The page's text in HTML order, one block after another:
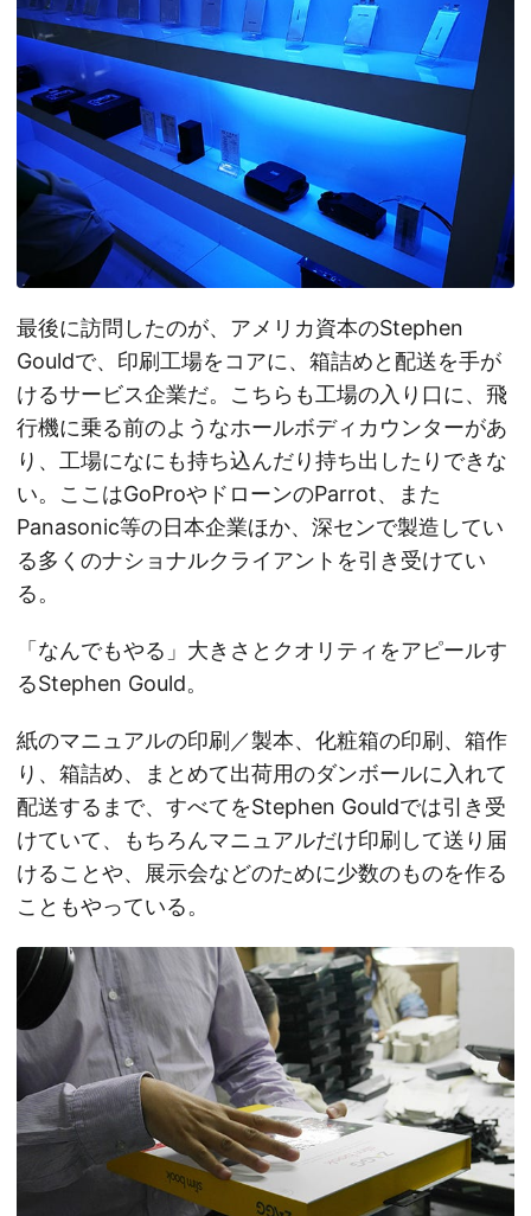
最後に訪問したのが、アメリカ資本のStephen
Gouldで、印刷工場をコアに、箱詰めと配送を手が
けるサービス企業だ。こちらも工場の入り口に、飛
行機に乗る前のようなホールボディカウンターがあ
り、工場になにも持ち込んだり持ち出したりできな
い。ここはGoProやドローンのParrot、また
Panasonic等の日本企業ほか、深センで製造してい
る多くのナショナルクライアントを引き受けてい
る。
「なんでもやる」大きさとクオリティをアピールす
るStephen Gould。
紙のマニュアルの印刷／製本、化粧箱の印刷、箱作
り、箱詰め、まとめて出荷用のダンボールに入れて
配送するまで、すべてをStephen Gouldでは引き受
けていて、もちろんマニュアルだけ印刷して送り届
けることや、展示会などのために少数のものを作る
こともやっている。